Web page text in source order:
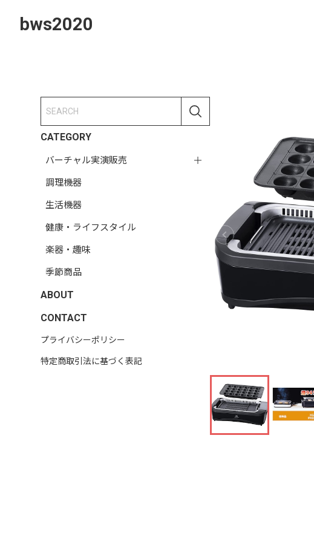
bws2020
CATEGORY
バーチャル実演販売
調理機器
生活機器
健康・ライフスタイル
楽器・趣味
季節商品
ABOUT
CONTACT
プライバシーポリシー
特定商取引法に基づく表記